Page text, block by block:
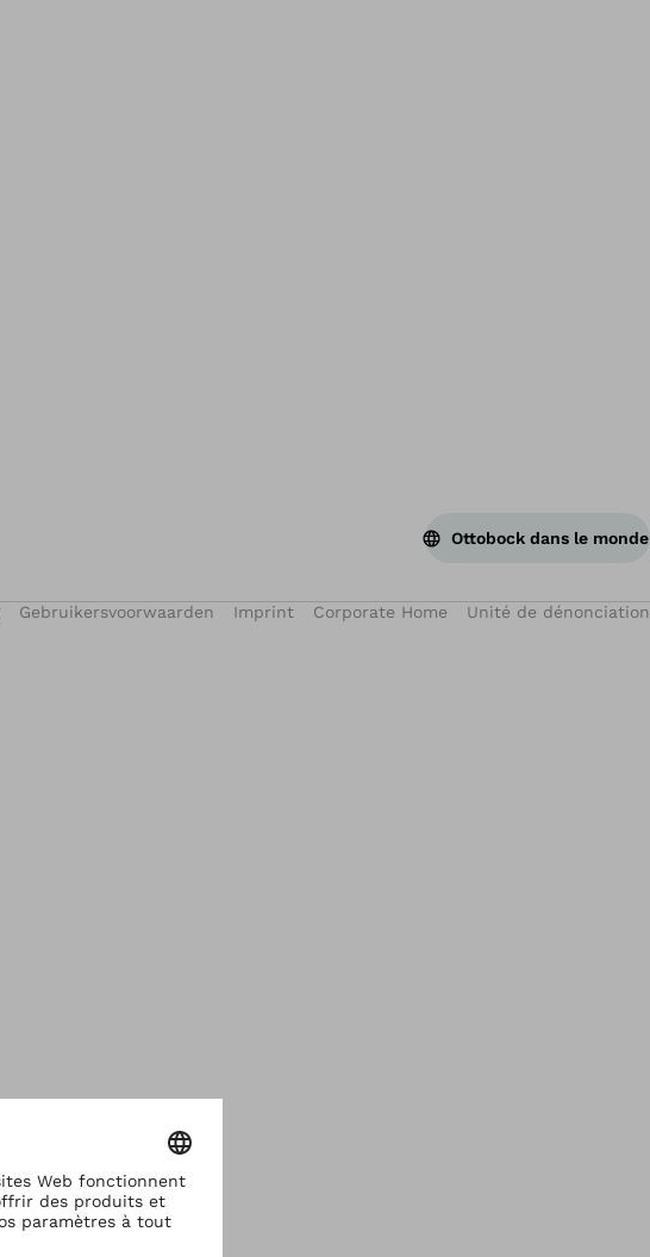
Ottobock dans le monde
Gebruikersvoorwaarden Imprint Corporate Home Unité de dénonciation